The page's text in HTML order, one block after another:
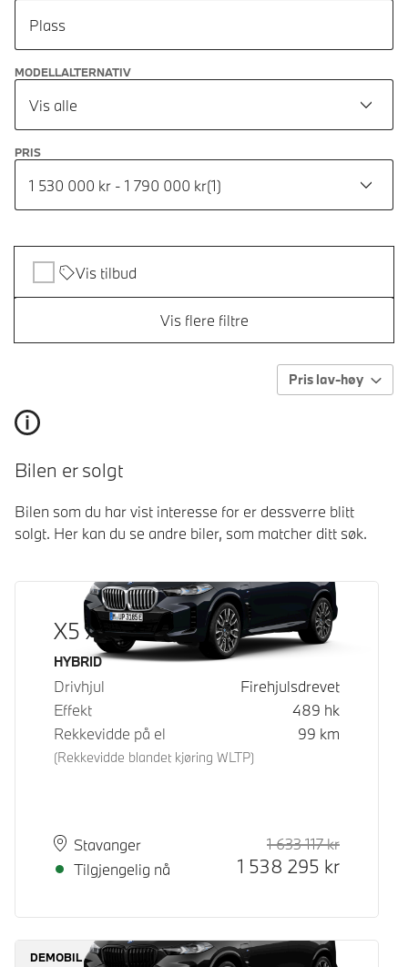
Plass
MODELLALTERNATIV
Vis alle
PRIS
1 530 000 kr - 1 790 000 kr(1)
Vis tilbud
Vis flere filtre
Pris lav-høy
Bilen er solgt
Bilen som du har vist interesse for er dessverre blitt
solgt. Her kan du se andre biler, som matcher ditt søk.
X5 xDrive50e
Drivstoff
HYBRID
Drivhjul
Firehjulsdrevet
Effekt
489 hk
Rekkevidde på el
(Rekkevidde blandet kjøring WLTP)
99 km
PlassStavanger
Leveringstid
Tilgjengelig nå
1 633 117kr
1 538 295 kr
DEMOBIL